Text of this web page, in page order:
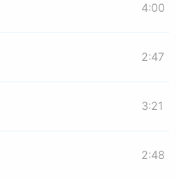
4:00
2:47
3:21
2:48